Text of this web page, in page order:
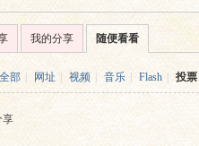
我的分享 随便看看
部 网址 视频 音乐 Flash 投票
享